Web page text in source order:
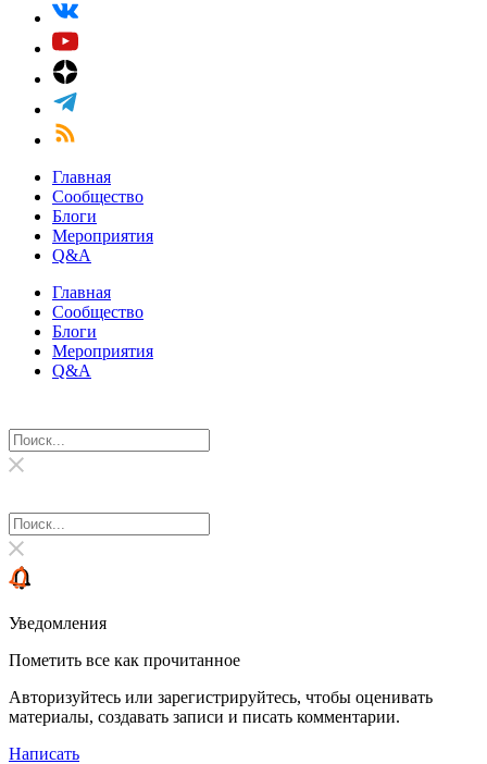
Главная
Сообщество
Блоги
Мероприятия
Q&A
Главная
Сообщество
Блоги
Мероприятия
Q&A
Уведомления
Пометить все как прочитанное
Авторизуйтесь или зарегистрируйтесь, чтобы оценивать
материалы, создавать записи и писать комментарии.
Написать